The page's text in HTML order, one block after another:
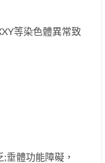
等染色體異常致
垂體功能障礙，